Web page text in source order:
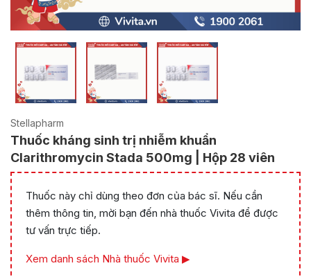
Stellapharm
Thuốc kháng sinh trị nhiễm khuẩn
Clarithromycin Stada 500mg | Hộp 28 viên
Thuốc này chỉ dùng theo đơn của bác sĩ. Nếu cần
thêm thông tin, mời bạn đến nhà thuốc Vivita để được
tư vấn trực tiếp.
Xem danh sách Nhà thuốc Vivita ▶